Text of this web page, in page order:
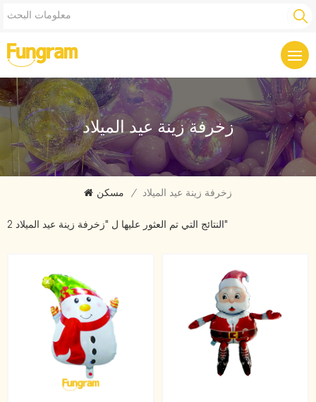
زخرفة زينة عيد الميلاد
مسكن / زخرفة زينة عيد الميلاد
2 النتائج التي تم العثور عليها ل "زخرفة زينة عيد الميلاد"